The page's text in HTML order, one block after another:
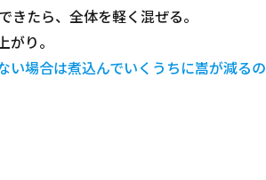
きたら、全体を軽く混ぜる。
り。
い場合は煮込んでいくうちに嵩が減るの